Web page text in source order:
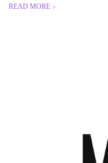
READ MORE